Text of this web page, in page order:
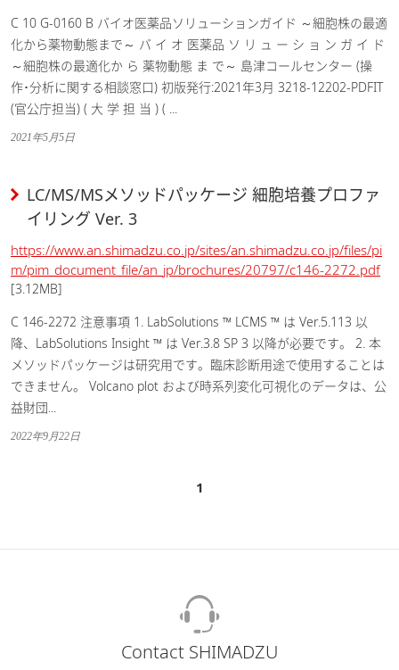
C 10 G-0160 B バイオ医薬品ソリューションガイド ～細胞株の最適
化から薬物動態まで～ バ イ オ 医薬品 ソ リ ュ ー シ ョ ン ガ イ ド
～細胞株の最適化か ら 薬物動態 ま で～ 島津コールセンター (操
作･分析に関する相談窓口) 初版発行:2021年3月 3218-12202-PDFIT
(官公庁担当) ( 大 学 担 当 ) ( ...
2021年5月5日
LC/MS/MSメソッドパッケージ 細胞培養プロファ
イリング Ver. 3
https://www.an.shimadzu.co.jp/sites/an.shimadzu.co.jp/files/pi
m/pim_document_file/an_jp/brochures/20797/c146-2272.pdf
[3.12MB]
C 146-2272 注意事項 1. LabSolutions ™ LCMS ™ は Ver.5.113 以
降、LabSolutions Insight ™ は Ver.3.8 SP 3 以降が必要です。 2. 本
メソッドパッケージは研究用です。臨床診断用途で使用することは
できません。 Volcano plot および時系列変化可視化のデータは、公
益財団...
2022年9月22日
1
Contact SHIMADZU